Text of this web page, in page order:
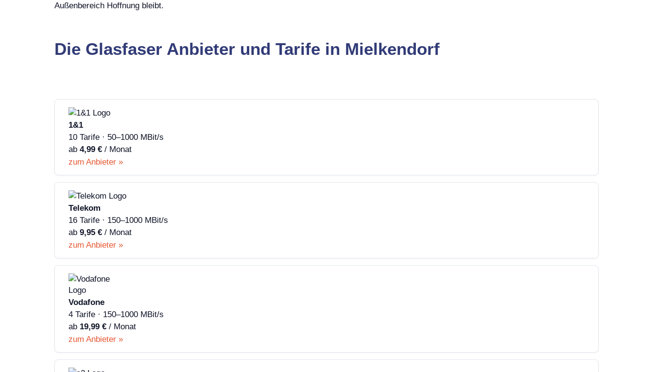
Außenbereich Hoffnung bleibt.
Die Glasfaser Anbieter und Tarife in Mielkendorf
1&1
10 Tarife · 50–1000 MBit/s
ab 4,99 € / Monat
zum Anbieter »
Telekom
16 Tarife · 150–1000 MBit/s
ab 9,95 € / Monat
zum Anbieter »
Vodafone
4 Tarife · 150–1000 MBit/s
ab 19,99 € / Monat
zum Anbieter »